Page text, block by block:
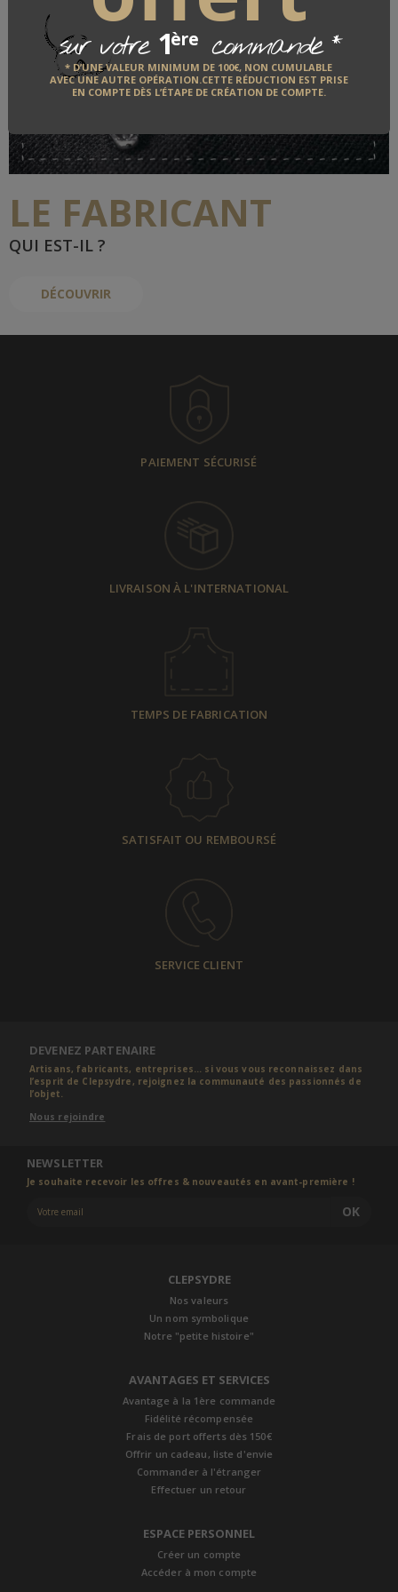
sur votre 1ère commande*
* D’UNE VALEUR MINIMUM DE 100€, NON CUMULABLE
AVEC UNE AUTRE OPÉRATION.CETTE RÉDUCTION EST PRISE
EN COMPTE DÈS L’ÉTAPE DE CRÉATION DE COMPTE.
Caban, kabic Dalmard
LE FABRICANT
QUI EST-IL ?
DÉCOUVRIR
PAIEMENT SÉCURISÉ
LIVRAISON À L'INTERNATIONAL
TEMPS DE FABRICATION
SATISFAIT OU REMBOURSÉ
SERVICE CLIENT
DEVENEZ PARTENAIRE
Artisans, fabricants, entreprises... si vous vous reconnaissez dans
l’esprit de Clepsydre, rejoignez la communauté des passionnés de
l’objet.
Nous rejoindre
NEWSLETTER
Je souhaite recevoir les offres & nouveautés en avant-première !
OK
CLEPSYDRE
Nos valeurs
Un nom symbolique
Notre "petite histoire"
AVANTAGES ET SERVICES
Avantage à la 1ère commande
Fidélité récompensée
Frais de port offerts dès 150€
Offrir un cadeau, liste d'envie
Commander à l'étranger
Effectuer un retour
ESPACE PERSONNEL
Créer un compte
Accéder à mon compte